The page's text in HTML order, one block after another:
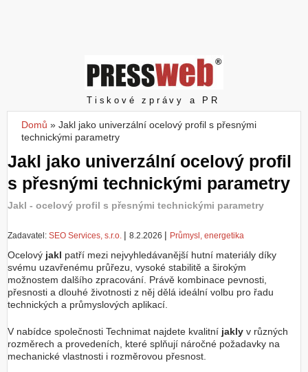
č
e
Pressweb
Tiskové zprávy a PR
Jste zde
Domů » Jakl jako univerzální ocelový profil s přesnými
technickými parametry
Jakl jako univerzální ocelový profil
s přesnými technickými parametry
Jakl - ocelový profil s přesnými technickými parametry
Zadavatel: SEO Services, s.r.o. | 8.2.2026 | Průmysl, energetika
Ocelový jakl patří mezi nejvyhledávanější hutní materiály díky
svému uzavřenému průřezu, vysoké stabilitě a širokým
možnostem dalšího zpracování. Právě kombinace pevnosti,
přesnosti a dlouhé životnosti z něj dělá ideální volbu pro řadu
technických a průmyslových aplikací.
V nabídce společnosti Technimat najdete kvalitní jakly v různých
rozměrech a provedeních, které splňují náročné požadavky na
mechanické vlastnosti i rozměrovou přesnost.